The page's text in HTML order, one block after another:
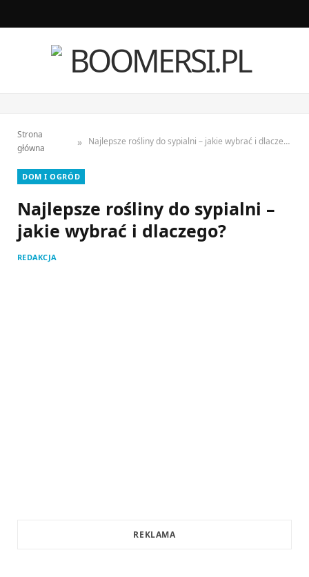
F
b
I
Strona
główna
» Najlepsze rośliny do sypialni – jakie wybrać i dlaczego?
DOM I OGRÓD
Najlepsze rośliny do sypialni –
jakie wybrać i dlaczego?
REDAKCJA
REKLAMA